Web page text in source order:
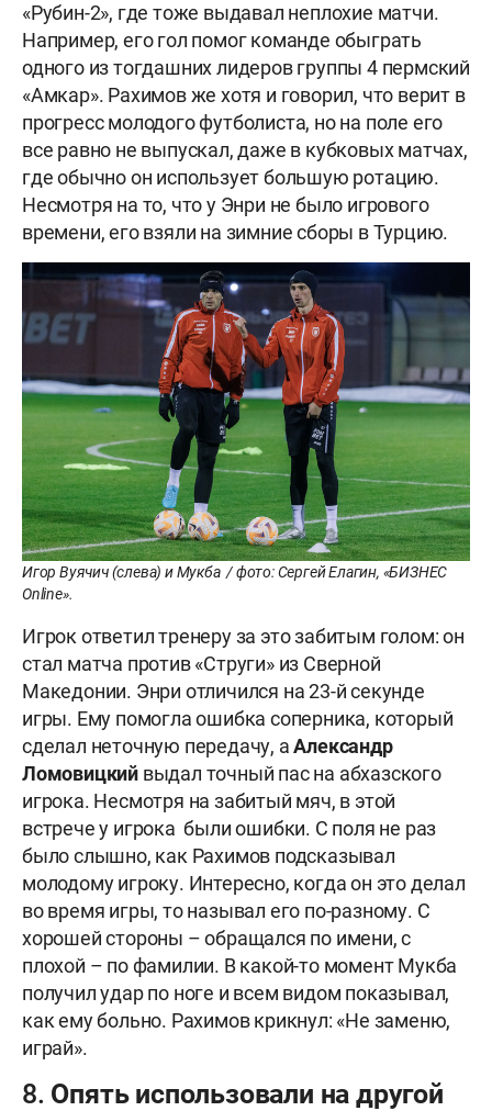
«Рубин-2», где тоже выдавал неплохие матчи.
Например, его гол помог команде обыграть
одного из тогдашних лидеров группы 4 пермский
«Амкар». Рахимов же хотя и говорил, что верит в
прогресс молодого футболиста, но на поле его
все равно не выпускал, даже в кубковых матчах,
где обычно он использует большую ротацию.
Несмотря на то, что у Энри не было игрового
времени, его взяли на зимние сборы в Турцию.
Игор Вуячич (слева) и Мукба / фото: Сергей Елагин, «БИЗНЕС
Online».
Игрок ответил тренеру за это забитым голом: он
стал матча против «Струги» из Сверной
Македонии. Энри отличился на 23-й секунде
игры. Ему помогла ошибка соперника, который
сделал неточную передачу, аАлександр
Ломовицкий выдал точный пас на абхазского
игрока. Несмотря на забитый мяч, в этой
встрече у игрока были ошибки. С поля не раз
было слышно, как Рахимов подсказывал
молодому игроку. Интересно, когда он это делал
во время игры, то называл его по-разному. С
хорошей стороны – обращался по имени, с
плохой – по фамилии. В какой-то момент Мукба
получил удар по ноге и всем видом показывал,
как ему больно. Рахимов крикнул: «Не заменю,
играй».
8. Опять использовали на другой